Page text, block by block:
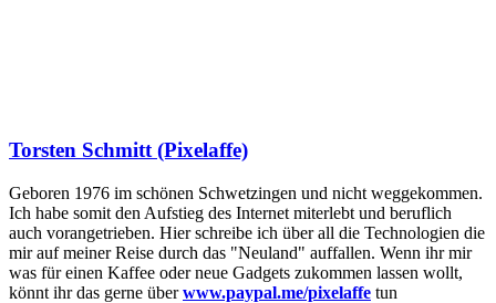
Torsten Schmitt (Pixelaffe)
Geboren 1976 im schönen Schwetzingen und nicht weggekommen.
Ich habe somit den Aufstieg des Internet miterlebt und beruflich
auch vorangetrieben. Hier schreibe ich über all die Technologien die
mir auf meiner Reise durch das "Neuland" auffallen. Wenn ihr mir
was für einen Kaffee oder neue Gadgets zukommen lassen wollt,
könnt ihr das gerne überwww.paypal.me/pixelaffe tun